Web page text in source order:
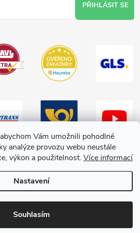
Vám umožnili pohodlné
analýze provozu webu neustále
výkon a použitelnost. Více informací
Nastavení
Souhlasím
PŘIHLÁSIT SE
Vytvořil Shoptet